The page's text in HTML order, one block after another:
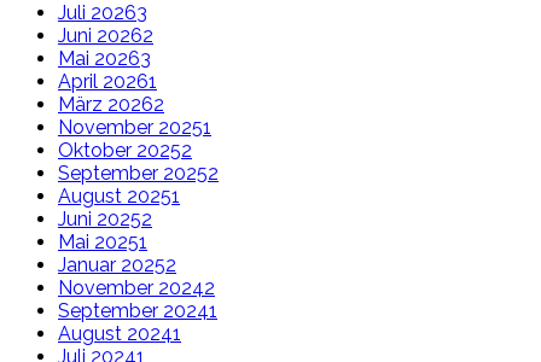
Juli 20263
Juni 20262
Mai 20263
April 20261
März 20262
November 20251
Oktober 20252
September 20252
August 20251
Juni 20252
Mai 20251
Januar 20252
November 20242
September 20241
August 20241
Juli 20241